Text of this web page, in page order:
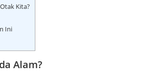
Kita?
Ini
Alam?